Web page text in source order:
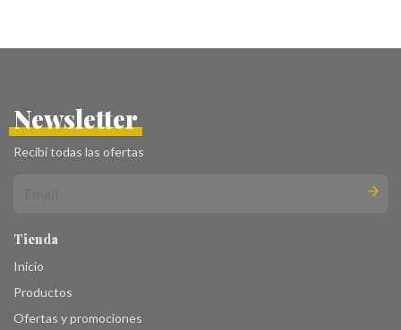
Newsletter
Recibí todas las ofertas
Tienda
Inicio
Productos
Ofertas y promociones